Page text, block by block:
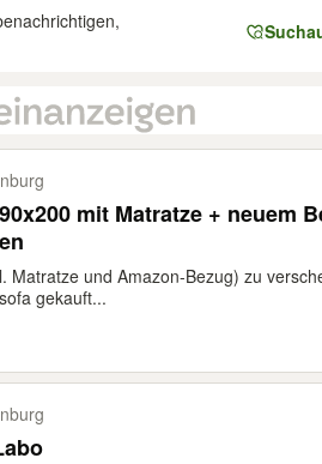
mit Matratze + neuem
Matratze und Amazon-Bezug) zu
gekauft...